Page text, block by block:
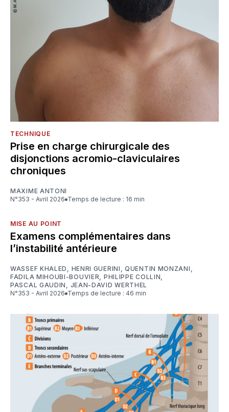
TECHNIQUE
Prise en charge chirurgicale des
disjonctions acromio-claviculaires
chroniques
MAXIME ANTONI
N°353 - Avril 2026
Temps de lecture : 16 min
MISE AU POINT
Examens complémentaires dans
l’instabilité antérieure
WASSEF KHALED , HENRI GUERINI ,QUENTIN MONZANI ,
FADILA MIHOUBI-BOUVIER, PHILIPPE COLLIN,
PASCAL GAUDIN , JEAN-DAVID WERTHEL
N°353 - Avril 2026
Temps de lecture : 46 min